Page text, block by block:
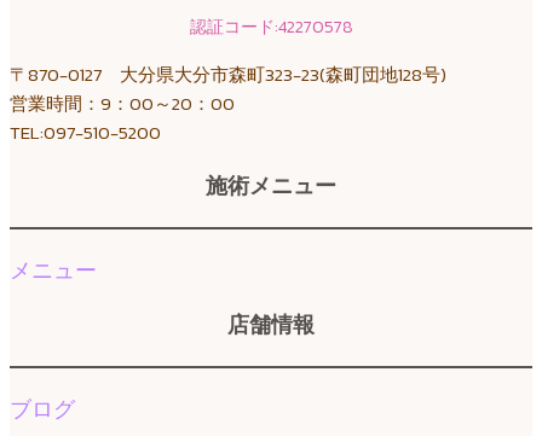
認証コード:42270578
〒870-0127 大分県大分市森町323-23(森町団地128号)
営業時間：9：00～20：00
TEL:097-510-5200
施術メニュー
メニュー
店舗情報
ブログ